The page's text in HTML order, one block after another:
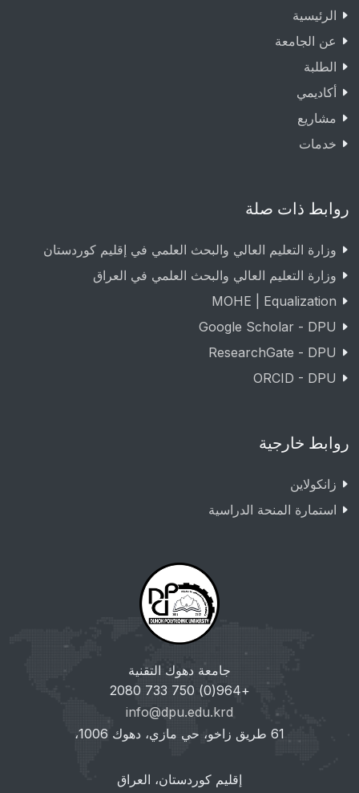
الرئيسية
عن الجامعة
الطلبة
أكاديمي
مشاريع
خدمات
روابط ذات صلة
وزارة التعليم العالي والبحث العلمي في إقليم كوردستان
وزارة التعليم العالي والبحث العلمي في العراق
MOHE | Equalization
Google Scholar - DPU
ResearchGate - DPU
ORCID - DPU
روابط خارجية
زانکولاین
استمارة المنحة الدراسية
جامعة دهوك التقنية
+964(0) 750 733 2080
info@dpu.edu.krd
61 طريق زاخو، حي مازي، دهوك 1006،
إقليم كوردستان، العراق